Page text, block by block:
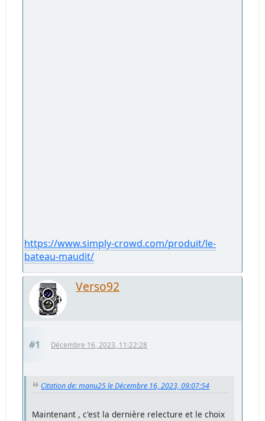
https://www.simply-crowd.com/produit/le-
bateau-maudit/
Verso92
#1 Décembre 16, 2023, 11:22:28
Citation de: manu25 le Décembre 16, 2023, 09:07:54
Maintenant , c'est la dernière relecture et le choix